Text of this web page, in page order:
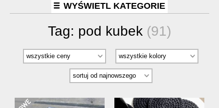
WYŚWIETL KATEGORIE
Tag: pod kubek (91)